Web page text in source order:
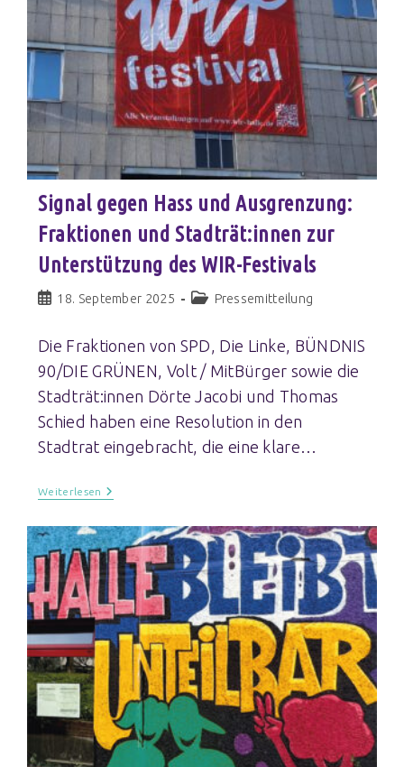
Signal gegen Hass und Ausgrenzung:
Fraktionen und Stadträt:innen zur
Unterstützung des WIR-Festivals
18. September 2025 Pressemitteilung
Die Fraktionen von SPD, Die Linke, BÜNDNIS
90/DIE GRÜNEN, Volt / MitBürger sowie die
Stadträt:innen Dörte Jacobi und Thomas
Schied haben eine Resolution in den
Stadtrat eingebracht, die eine klare…
Weiterlesen